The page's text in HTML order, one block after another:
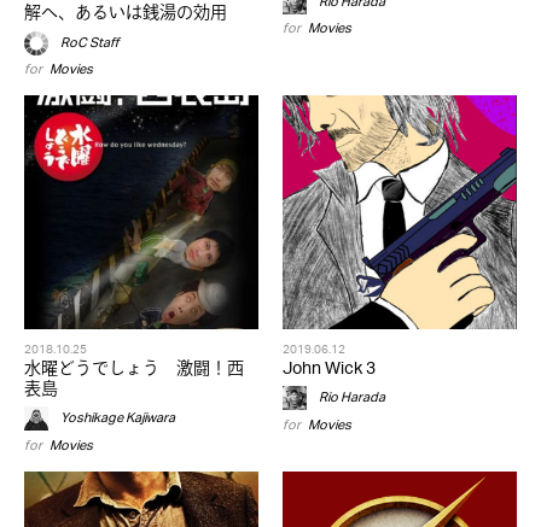
解へ、あるいは銭湯の効用
RoC Staff
for Movies
for Movies
2018.10.25
水曜どうでしょう 激闘！西
表島
Yoshikage Kajiwara
for Movies
2019.06.12
John Wick 3
Rio Harada
for Movies